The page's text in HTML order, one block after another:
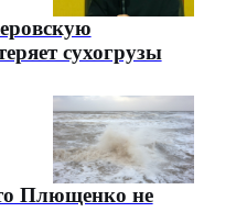
сухогрузы
Плющенко не